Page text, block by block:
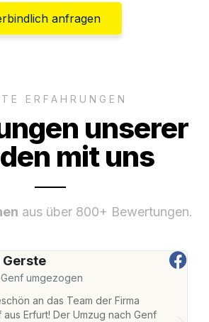
anfragen
ERFAHRUNGEN
unserer
mit uns
aus über 800+ Bewertungen.
Gerste
umgezogen
an das Team der Firma
Erfurt! Der Umzug nach Genf